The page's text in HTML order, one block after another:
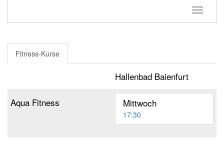
Fitness-Kurse
Hallenbad Baienfurt
Aqua Fitness Mittwoch
17:30